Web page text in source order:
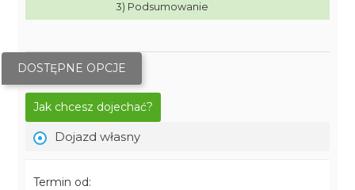
3) Podsumowanie
DOSTĘPNE OPCJE
Jak chcesz dojechać?
Dojazd własny
Termin od: